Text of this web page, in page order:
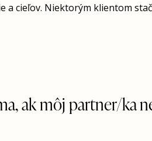
a cieľov. Niektorým klientom
ak môj partner/ka